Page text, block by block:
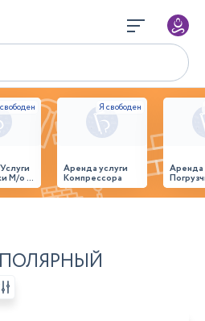
М/о г.
Аренда услуги
Компрессора